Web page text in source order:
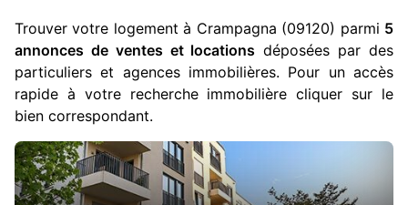
Trouver votre logement à Crampagna (09120) parmi 5
annonces de ventes et locations déposées par des
particuliers et agences immobilières. Pour un accès
rapide à votre recherche immobilière cliquer sur le
bien correspondant.